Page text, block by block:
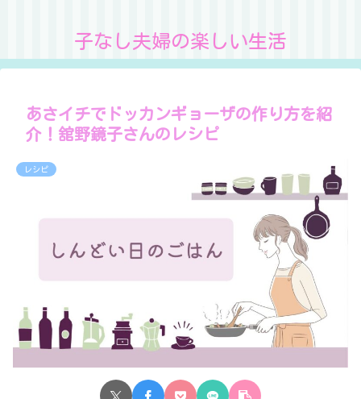
子なし夫婦の楽しい生活
あさイチでドッカンギョーザの作り方を紹
介！舘野鏡子さんのレシピ
レシピ